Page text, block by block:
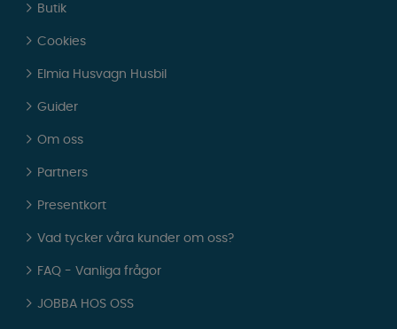
Butik
Cookies
Elmia Husvagn Husbil
Guider
Om oss
Partners
Presentkort
Vad tycker våra kunder om oss?
FAQ - Vanliga frågor
JOBBA HOS OSS